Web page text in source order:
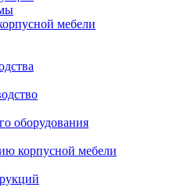
мебели
оборудования
корпусной мебели